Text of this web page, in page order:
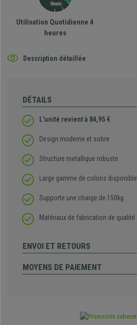
Utilisation Quotidienne 4
heures
Description détaillée
DÉTAILS
L'unité revient à 84,95 €
Design moderne et sobre
Structure metallique robuste
Large gamme de coloris disponible
Supporte une charge de 150kg
Matériaux de fabrication de qualité
ENVOI ET RETOURS
MOYENS DE PAIEMENT